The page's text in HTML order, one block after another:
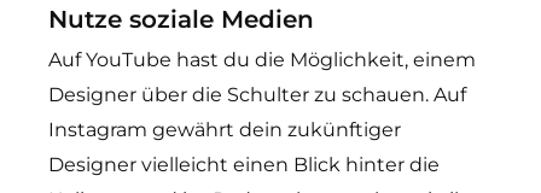
Nutze soziale Medien
Auf YouTube hast du die Möglichkeit, einem
Designer über die Schulter zu schauen. Auf
Instagram gewährt dein zukünftiger
Designer vielleicht einen Blick hinter die